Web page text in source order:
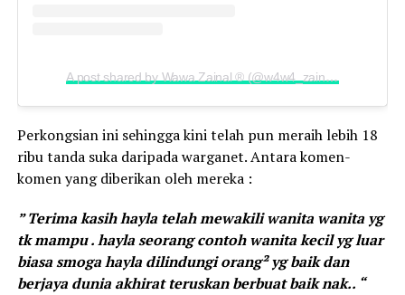
A post shared by Wawa Zainal ®️ (@w4w4_zainal)
Perkongsian ini sehingga kini telah pun meraih lebih 18
ribu tanda suka daripada warganet. Antara komen-
komen yang diberikan oleh mereka :
” Terima kasih hayla telah mewakili wanita wanita yg
tk mampu . hayla seorang contoh wanita kecil yg luar
biasa smoga hayla dilindungi orang² yg baik dan
berjaya dunia akhirat teruskan berbuat baik nak.. “